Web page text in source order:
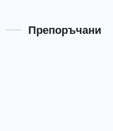
ПрепоръчаниЮЛИ